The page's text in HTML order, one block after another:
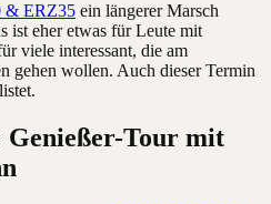
& ERZ35 ein längerer Marsch
ist eher etwas für Leute mit
viele interessant, die am
gehen wollen. Auch dieser Termin
Genießer-Tour mit